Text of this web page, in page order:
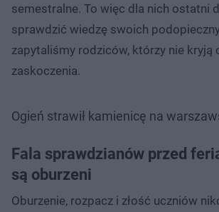
semestralne. To więc dla nich ostatni
sprawdzić wiedzę swoich
zapytaliśmy rodziców, którzy nie kryją
zaskoczenia.
Ogień strawił kamienicę na
Fala sprawdzianów przed
są oburzeni
Oburzenie, rozpacz i złość uczniów